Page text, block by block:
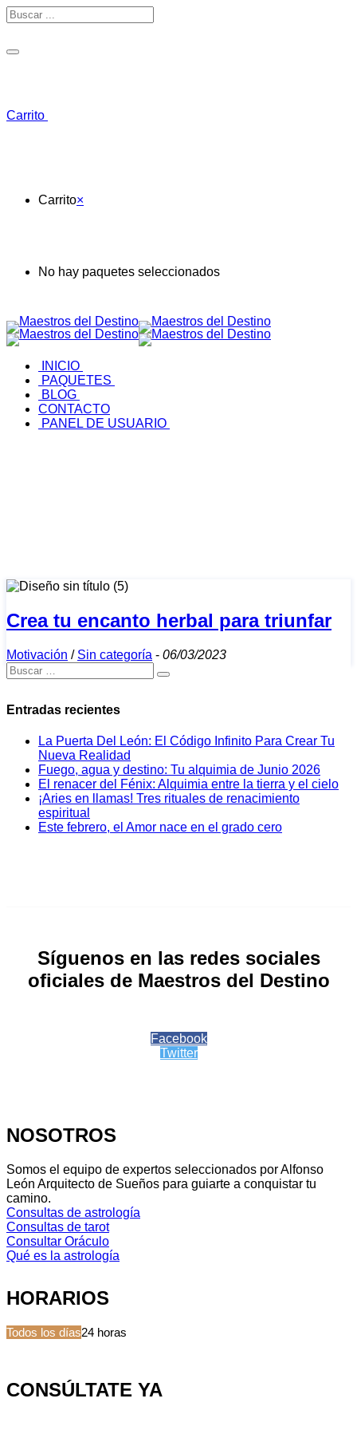
Toggle navigation
Carrito
Carrito×
No hay paquetes seleccionados
INICIO
PAQUETES
BLOG
CONTACTO
PANEL DE USUARIO
Crea tu encanto herbal para triunfar
Motivación / Sin categoría - 06/03/2023
Entradas recientes
La Puerta Del León: El Código Infinito Para Crear Tu
Nueva Realidad
Fuego, agua y destino: Tu alquimia de Junio 2026
El renacer del Fénix: Alquimia entre la tierra y el cielo
¡Aries en llamas! Tres rituales de renacimiento
espiritual
Este febrero, el Amor nace en el grado cero
Síguenos en las redes sociales
oficiales de Maestros del Destino
Facebook
Twitter
NOSOTROS
Somos el equipo de expertos seleccionados por Alfonso
León Arquitecto de Sueños para guiarte a conquistar tu
camino.
Consultas de astrología
Consultas de tarot
Consultar Oráculo
Qué es la astrología
HORARIOS
Todos los días24 horas
CONSÚLTATE YA